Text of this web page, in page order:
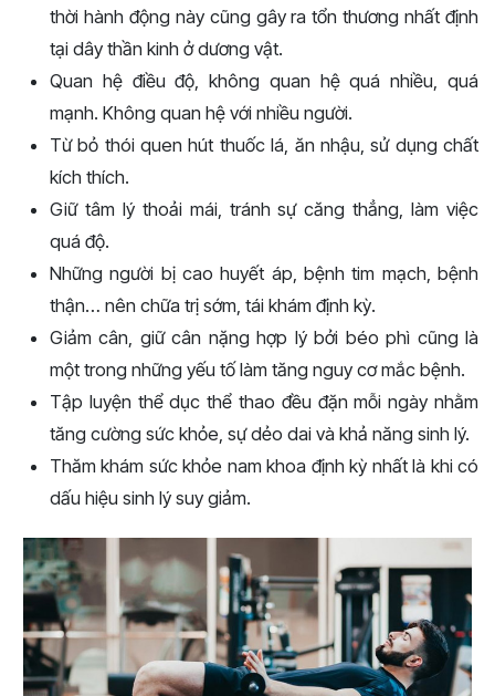
thời hành động này cũng gây ra tổn thương nhất định
tại dây thần kinh ở dương vật.
Quan hệ điều độ, không quan hệ quá nhiều, quá
mạnh. Không quan hệ với nhiều người.
Từ bỏ thói quen hút thuốc lá, ăn nhậu, sử dụng chất
kích thích.
Giữ tâm lý thoải mái, tránh sự căng thẳng, làm việc
quá độ.
Những người bị cao huyết áp, bệnh tim mạch, bệnh
thận… nên chữa trị sớm, tái khám định kỳ.
Giảm cân, giữ cân nặng hợp lý bởi béo phì cũng là
một trong những yếu tố làm tăng nguy cơ mắc bệnh.
Tập luyện thể dục thể thao đều đặn mỗi ngày nhằm
tăng cường sức khỏe, sự dẻo dai và khả năng sinh lý.
Thăm khám sức khỏe nam khoa định kỳ nhất là khi có
dấu hiệu sinh lý suy giảm.